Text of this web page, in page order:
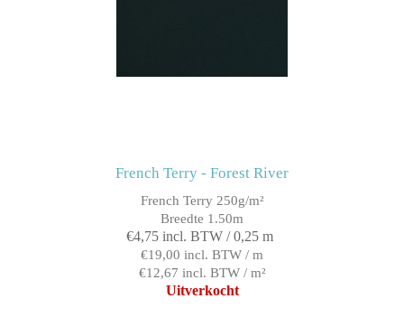
French Terry - Forest River
French Terry 250g/m²
Breedte 1.50m
€4,75 incl. BTW / 0,25 m
€19,00 incl. BTW / m
€12,67 incl. BTW / m²
Uitverkocht